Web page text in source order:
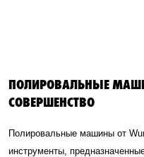
ПОЛИРОВАЛЬНЫЕ
СОВЕРШЕНСТВО
Полировальные машины от
инструменты,